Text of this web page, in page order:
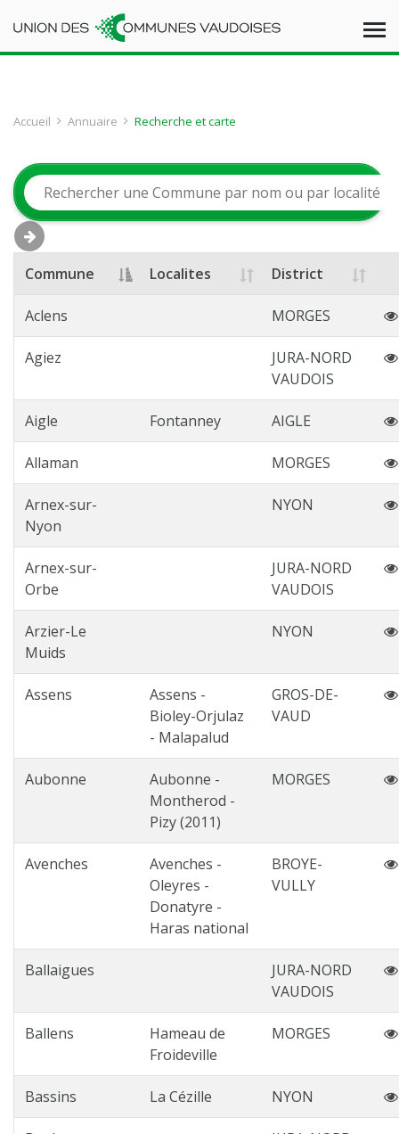
Accueil Annuaire Recherche et carte
Commune Localites District
Aclens MORGES
Agiez
JURA-NORD
VAUDOIS
Aigle Fontanney AIGLE
Allaman MORGES
Arnex-sur-
Nyon
NYON
Arnex-sur-
Orbe
JURA-NORD
VAUDOIS
Arzier-Le
Muids
NYON
Assens
Assens -
Bioley-Orjulaz
- Malapalud
GROS-DE-
VAUD
Aubonne
Aubonne -
Montherod -
Pizy (2011)
MORGES
Avenches
Avenches -
Oleyres -
Donatyre -
Haras national
BROYE-
VULLY
Ballaigues
JURA-NORD
VAUDOIS
Ballens
Hameau de
Froideville
MORGES
Bassins La Cézille NYON